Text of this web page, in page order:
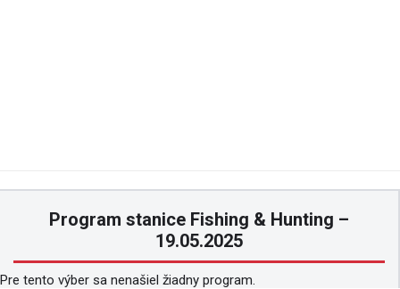
Program stanice Fishing & Hunting –
19.05.2025
Pre tento výber sa nenašiel žiadny program.